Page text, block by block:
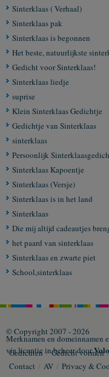
Sinterklaas ( Verhaal)
Sinterklaas pak
Sinterklaas is begonnen
Het beste, natuurlijkste
Gedicht voor Sinterklaas!
Sinterklaas liedje
suprise
Klein Sinterklaas Gedichtje
Gedichtje van Sinterklaas
sinterklaas
Persoonlijk
Sinterklaas Kapoentje
Sinterklaas (Versje)
Sinterklaas is in het land
Sinterklaas
Die mij altijd cadeautjes
het paard van sinterklaas
Sinterklaas en zwarte piet
School,sinterklaas
© Copyright 2007 - 2026
Gedichten / Gedicht vormen /
Contact / AV / Privacy &
Merknamen en domeinnamen
via licentie in beheer door